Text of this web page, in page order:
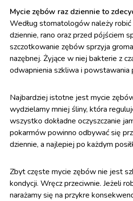
Mycie zębów raz dziennie to
Według stomatologów należy
dziennie, rano oraz przed pójściem
szczotkowanie zębów sprzyja
nazębnej. Żyjące w niej bakterie z
odwapnienia szkliwa i powstawania
Najbardziej istotne jest mycie
wydzielamy mniej śliny, która
wszystko dokładne oczyszczanie
pokarmów powinno odbywać się
dziennie, a najlepiej po każdym
Zbyt częste mycie zębów nie jest
kondycji. Wręcz przeciwnie. Jeżeli
narażamy się na przykre